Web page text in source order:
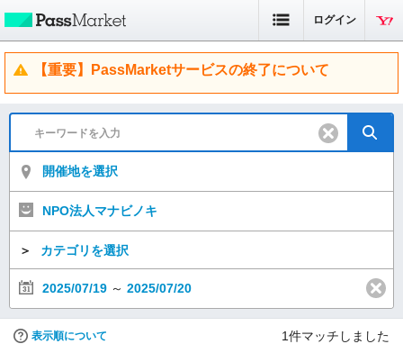
ログイン
【重要】PassMarketサービスの終了について
開催地を選択
NPO法人マナビノキ
＞ カテゴリを選択
2025/07/19 ～ 2025/07/20
表示順について 1件マッチしました